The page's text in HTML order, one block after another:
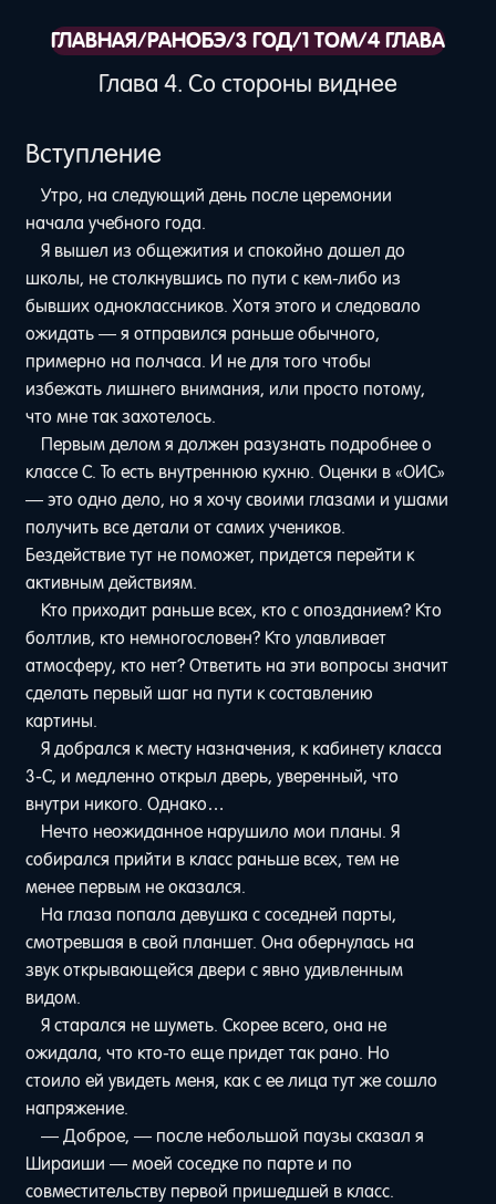
ГЛАВНАЯ/РАНОБЭ/3 ГОД/1 ТОМ/4 ГЛАВА
Глава 4. Со стороны виднее
Вступление
Утро, на следующий день после церемонии
начала учебного года.
Я вышел из общежития и спокойно дошел до
школы, не столкнувшись по пути с кем-либо из
бывших одноклассников. Хотя этого и следовало
ожидать — я отправился раньше обычного,
примерно на полчаса. И не для того чтобы
избежать лишнего внимания, или просто потому,
что мне так захотелось.
Первым делом я должен разузнать подробнее о
классе C. То есть внутреннюю кухню. Оценки в «ОИС»
— это одно дело, но я хочу своими глазами и ушами
получить все детали от самих учеников.
Бездействие тут не поможет, придется перейти к
активным действиям.
Кто приходит раньше всех, кто с опозданием? Кто
болтлив, кто немногословен? Кто улавливает
атмосферу, кто нет? Ответить на эти вопросы значит
сделать первый шаг на пути к составлению
картины.
Я добрался к месту назначения, к кабинету класса
3-C, и медленно открыл дверь, уверенный, что
внутри никого. Однако…
Нечто неожиданное нарушило мои планы. Я
собирался прийти в класс раньше всех, тем не
менее первым не оказался.
На глаза попала девушка с соседней парты,
смотревшая в свой планшет. Она обернулась на
звук открывающейся двери с явно удивленным
видом.
Я старался не шуметь. Скорее всего, она не
ожидала, что кто-то еще придет так рано. Но
стоило ей увидеть меня, как с ее лица тут же сошло
напряжение.
— Доброе, — после небольшой паузы сказал я
Шираиши — моей соседке по парте и по
совместительству первой пришедшей в класс.